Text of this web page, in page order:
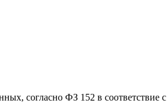
согласно ФЗ 152 в соответствие с